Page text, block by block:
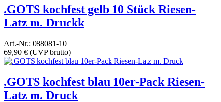
.GOTS kochfest gelb 10 Stück Riesen-
Latz m. Druckk
Art.-Nr.: 088081-10
69,90 € (UVP brutto)
.GOTS kochfest blau 10er-Pack Riesen-
Latz m. Druck